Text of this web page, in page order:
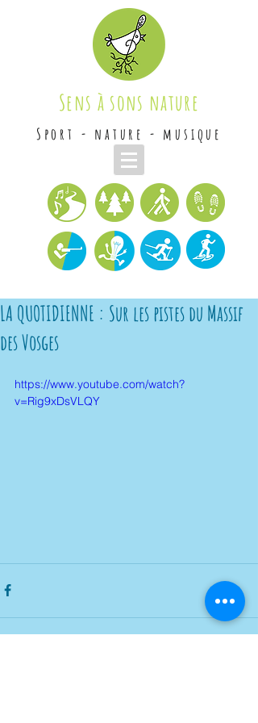
Sens à sons nature
Sport - nature - musique
LA QUOTIDIENNE : Sur les pistes du Massif
des Vosges
https://www.youtube.com/watch?
v=Rig9xDsVLQY